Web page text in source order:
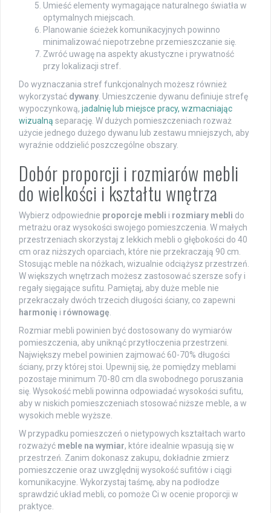
Umieść elementy wymagające naturalnego światła w
optymalnych miejscach.
Planowanie ścieżek komunikacyjnych powinno
minimalizować niepotrzebne przemieszczanie się.
Zwróć uwagę na aspekty akustyczne i prywatność
przy lokalizacji stref.
Do wyznaczania stref funkcjonalnych możesz również
wykorzystać dywany. Umieszczenie dywanu definiuje strefę
wypoczynkową, jadalnię lub miejsce pracy, wzmacniając
wizualną separację. W dużych pomieszczeniach rozważ
użycie jednego dużego dywanu lub zestawu mniejszych, aby
wyraźnie oddzielić poszczególne obszary.
Dobór proporcji i rozmiarów mebli
do wielkości i kształtu wnętrza
Wybierz odpowiednie proporcje mebli i rozmiary mebli do
metrażu oraz wysokości swojego pomieszczenia. W małych
przestrzeniach skorzystaj z lekkich mebli o głębokości do 40
cm oraz niższych oparciach, które nie przekraczają 90 cm.
Stosując meble na nóżkach, wizualnie odciążysz przestrzeń.
W większych wnętrzach możesz zastosować szersze sofy i
regały sięgające sufitu. Pamiętaj, aby duże meble nie
przekraczały dwóch trzecich długości ściany, co zapewni
harmonię i równowagę.
Rozmiar mebli powinien być dostosowany do wymiarów
pomieszczenia, aby uniknąć przytłoczenia przestrzeni.
Największy mebel powinien zajmować 60-70% długości
ściany, przy której stoi. Upewnij się, że pomiędzy meblami
pozostaje minimum 70-80 cm dla swobodnego poruszania
się. Wysokość mebli powinna odpowiadać wysokości sufitu,
aby w niskich pomieszczeniach stosować niższe meble, a w
wysokich meble wyższe.
W przypadku pomieszczeń o nietypowych kształtach warto
rozważyć meble na wymiar, które idealnie wpasują się w
przestrzeń. Zanim dokonasz zakupu, dokładnie zmierz
pomieszczenie oraz uwzględnij wysokość sufitów i ciągi
komunikacyjne. Wykorzystaj taśmę, aby na podłodze
sprawdzić układ mebli, co pomoże Ci w ocenie proporcji w
praktyce.